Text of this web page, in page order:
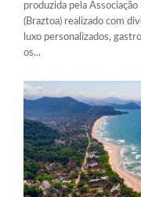
produzida pela
(Braztoa) realizado com
luxo personalizados,
os...